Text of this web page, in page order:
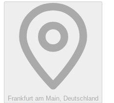
Frankfurt am Main, Deutschland